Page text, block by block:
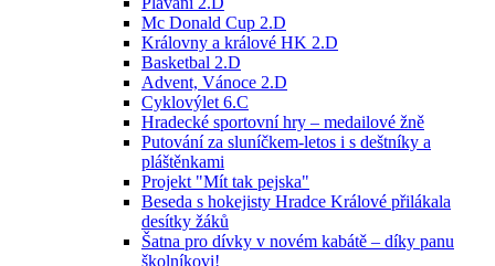
Mc Donald Cup 2.D
Královny a králové HK 2.D
Basketbal 2.D
Advent, Vánoce 2.D
Cyklovýlet 6.C
Hradecké sportovní hry – medailové žně
Putování za sluníčkem-letos i s deštníky a
pláštěnkami
Projekt "Mít tak pejska"
Beseda s hokejisty Hradce Králové přilákala
desítky žáků
Šatna pro dívky v novém kabátě – díky panu
školníkovi!